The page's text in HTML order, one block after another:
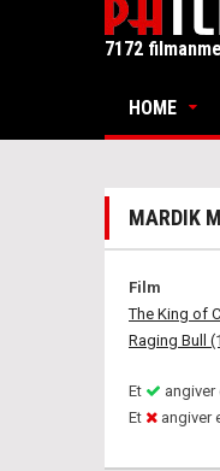
7172
HOME
MARDIK
Film
The King of
Raging Bull
Et
Et
angiver